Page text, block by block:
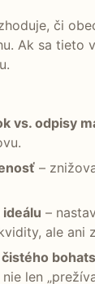
či
Ak sa tieto
vs. odpisy
–
–
ale ani
len